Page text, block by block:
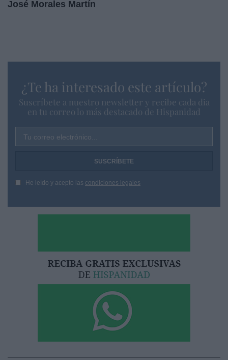
José Morales Martín
¿Te ha interesado este artículo?
Suscríbete a nuestro newsletter y recibe cada dia
en tu correo lo más destacado de Hispanidad
Tu correo electrónico...
He leído y acepto las condiciones legales